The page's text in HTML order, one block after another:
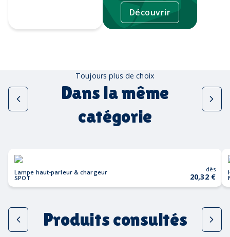
Découvrir
Toujours plus de choix
Dans la même
catégorie
Lampe haut-parleur & chargeur
SPOT
dès
20,32 €
Produits consultés